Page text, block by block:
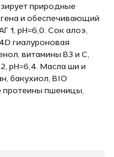
природные
и обеспечивающий
1, рН=6,0. Сок алоэ,
гиалуроновая
витамины В3 и С,
рН=6,4. Масла ши и
бакухиол, BIO
протеины пшеницы,